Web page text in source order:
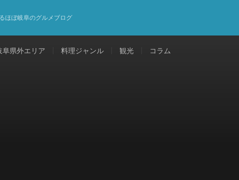
ほぼ岐阜のグルメブログ
阜県外エリア 料理ジャンル 観光 コラム